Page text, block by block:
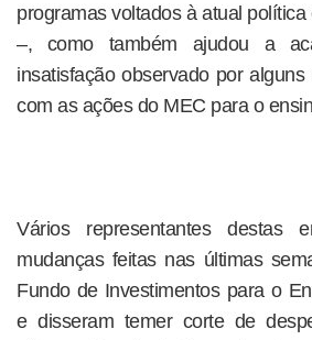
programas voltados à atual
–, como também ajudou a
insatisfação observado por
com as ações do MEC para o
Vários representantes destas
mudanças feitas nas últimas
Fundo de Investimentos para o
e disseram temer corte de